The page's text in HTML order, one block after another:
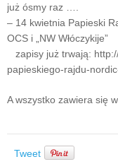
już ósmy raz ….
– 14 kwietnia Papieski
OCS i „NW Włóczykije”
zapisy już trwają:
papieskiego-rajdu-
A wszystko zawiera się
Tweet